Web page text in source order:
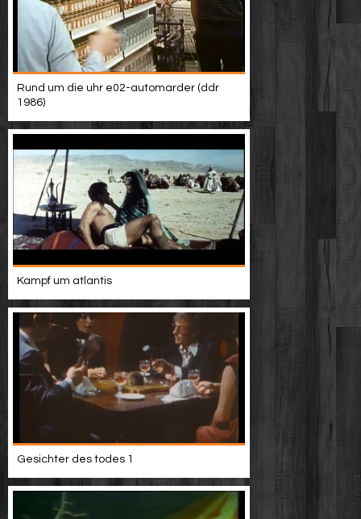
Rund um die uhr e02-automarder (ddr
1986)
Kampf um atlantis
Gesichter des todes 1